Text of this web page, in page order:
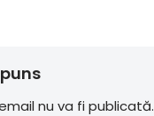
nu va fi publicată.